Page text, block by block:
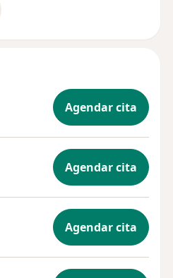
Agendar cita
Agendar cita
Agendar cita